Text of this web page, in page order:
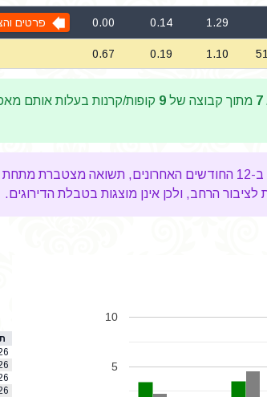
1.29
0.14
0.00 פרטים
1.10
0.19
0.67
7 מתוך קבוצה של 9 קופות/קרנות בעלות אותם
ב-
הרחב, ולכן אינן מוצגות בטבלת הדירוגים.
5
10